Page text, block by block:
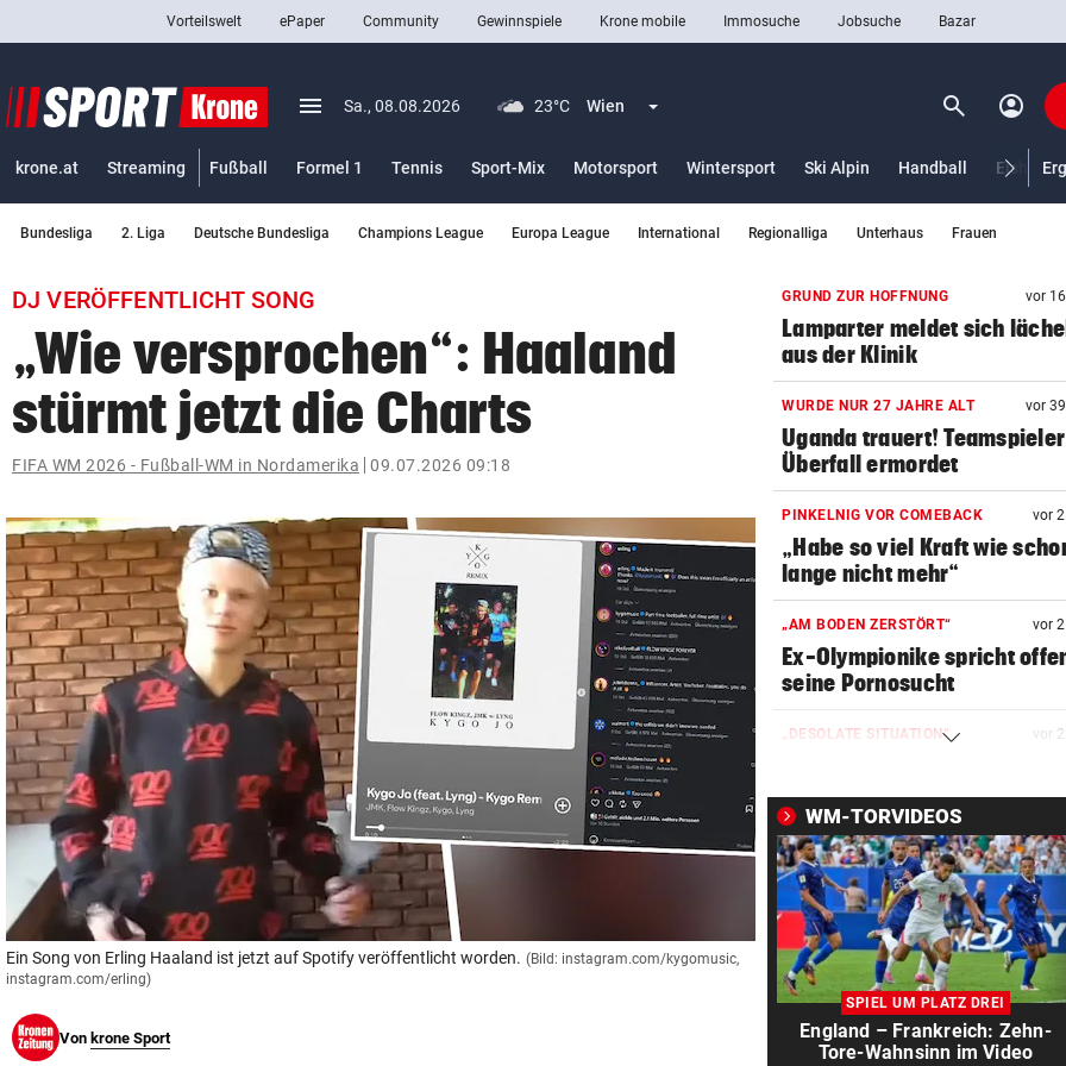
closeSchließen
Abonnieren
bookmark
search
Suchbegriff
eingeben
© Krone Multimedia GmbH & Co KG 2026
Muthgasse 2, 1190 Wien
Vorteilswelt ePaper Community Gewinnspiele Krone mobile Immosuche Jobsuche Bazar
menu Menü aufklappen
Sa., 08.08.2026 23°C Wien Menü aufklappen search Suchen
account_circle
krone.at Streaming Fußball Formel 1 Tennis Sport-Mix Motorsport Wintersport Ski Alpin Handball
Bundesliga 2. Liga Deutsche Bundesliga Champions League Europa League International Regionalliga Unterhaus Frauen
DJ VERÖFFENTLICHT SONG
„Wie versprochen“: Haaland
stürmt jetzt die Charts
FIFA WM 2026 - Fußball-WM in Nordamerika 09.07.2026 09:18
Ein Song von Erling Haaland ist jetzt auf Spotify veröffentlicht worden. (Bild: instagram.com/kygomusic,
instagram.com/erling)
Von krone Sport
GRUND ZUR HOFFNUNG vor
Lamparter meldet sich
aus der Klinik
WURDE NUR 27 JAHRE ALT vor
Uganda trauert!
Überfall ermordet
PINKELNIG VOR COMEBACK vor
„Habe so viel Kraft wie
lange nicht mehr“
„AM BODEN ZERSTÖRT“ vor
Ex-Olympionike spricht
seine Pornosucht
„DESOLATE SITUATION“ vor
Südkorea entschuldigt sich
TOPSPIELERIN vor
„Salzburg war für mich die
Wahl“
WM-TEAMCHEF STINKSAUER vor 3
„Ratte“: Hat Cannavaro einen
Verräter im Team?
TRAINER ZARIC DEUTLICH
WM-TORVIDEOS
SPIEL UM PLATZ DREI
England – Frankreich: Zehn-
Tore-Wahnsinn im Video